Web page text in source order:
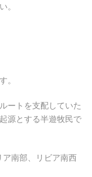
。
。
ートを支配していた
源とする半遊牧民で
南部、リビア南西